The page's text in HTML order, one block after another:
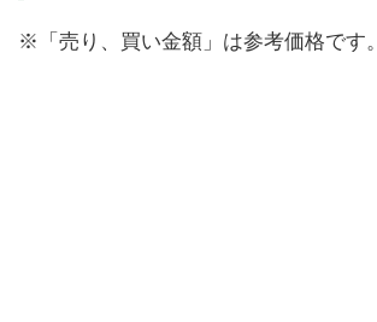
※「売り、買い金額」は参考価格です。